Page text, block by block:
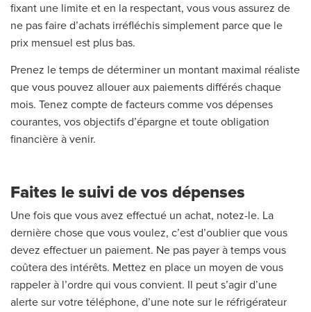
fixant une limite et en la respectant, vous vous assurez de
ne pas faire d’achats irréfléchis simplement parce que le
prix mensuel est plus bas.
Prenez le temps de déterminer un montant maximal réaliste
que vous pouvez allouer aux paiements différés chaque
mois. Tenez compte de facteurs comme vos dépenses
courantes, vos objectifs d’épargne et toute obligation
financière à venir.
Faites le suivi de vos dépenses
Une fois que vous avez effectué un achat, notez-le. La
dernière chose que vous voulez, c’est d’oublier que vous
devez effectuer un paiement. Ne pas payer à temps vous
coûtera des intérêts. Mettez en place un moyen de vous
rappeler à l’ordre qui vous convient. Il peut s’agir d’une
alerte sur votre téléphone, d’une note sur le réfrigérateur